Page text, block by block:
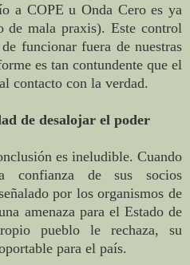
a COPE u Onda Cero es ya
de mala praxis). Este control
funcionar fuera de nuestras
es tan contundente que el
contacto con la verdad.
de desalojar el poder
es ineludible. Cuando
confianza de sus socios
por los organismos de
amenaza para el Estado de
pueblo le rechaza, su
para el país.